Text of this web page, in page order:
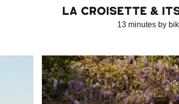
LA CROISETTE &
13 minutes by